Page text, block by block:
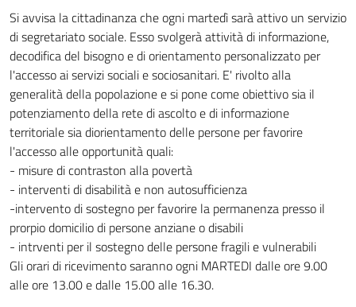
Si avvisa la cittadinanza che ogni martedì sarà attivo un servizio
di segretariato sociale. Esso svolgerà attività di informazione,
decodifica del bisogno e di orientamento personalizzato per
l'accesso ai servizi sociali e sociosanitari. E' rivolto alla
generalità della popolazione e si pone come obiettivo sia il
potenziamento della rete di ascolto e di informazione
territoriale sia diorientamento delle persone per favorire
l'accesso alle opportunità quali:
- misure di contraston alla povertà
- interventi di disabilità e non autosufficienza
-intervento di sostegno per favorire la permanenza presso il
prorpio domicilio di persone anziane o disabili
- intrventi per il sostegno delle persone fragili e vulnerabili
Gli orari di ricevimento saranno ogni MARTEDI dalle ore 9.00
alle ore 13.00 e dalle 15.00 alle 16.30.